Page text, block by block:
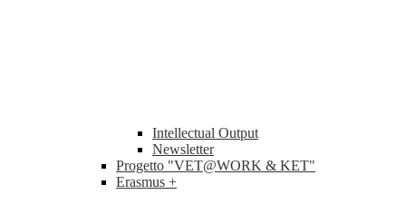
Intellectual Output
Newsletter
Progetto "VET@WORK & KET"
Erasmus +